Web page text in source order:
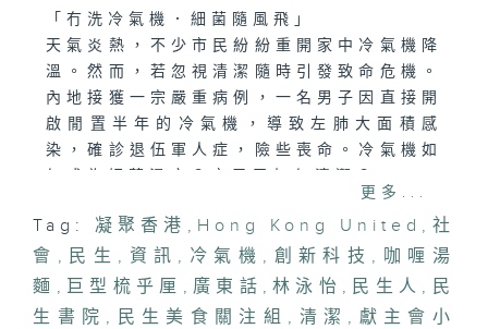
「冇洗冷氣機．細菌隨風飛」
天氣炎熱，不少市民紛紛重開家中冷氣機降
溫。然而，若忽視清潔隨時引發致命危機。
內地接獲一宗嚴重病例，一名男子因直接開
啟閒置半年的冷氣機，導致左肺大面積感
染，確診退伍軍人症，險些喪命。冷氣機如
「創新科技．實踐關愛」
為慶祝創校百周年，民生書院推動「民生
人．民生仁」服務計劃。究竟這項由學生主
導的活動，如何引導同學運用 AI 與機械人
更多...
Tag: 凝聚香港 , Hong Kong United , 社
會 , 民生 , 資訊 , 冷氣機 , 創新科技 , 咖喱湯
麵 , 巨型梳乎厘 , 廣東話 , 林泳怡 , 民生人 , 民
生書院 , 民生美食關注組 , 清潔 , 獻主會小